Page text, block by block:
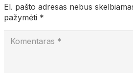
El. pašto adresas nebus
pažymėti *